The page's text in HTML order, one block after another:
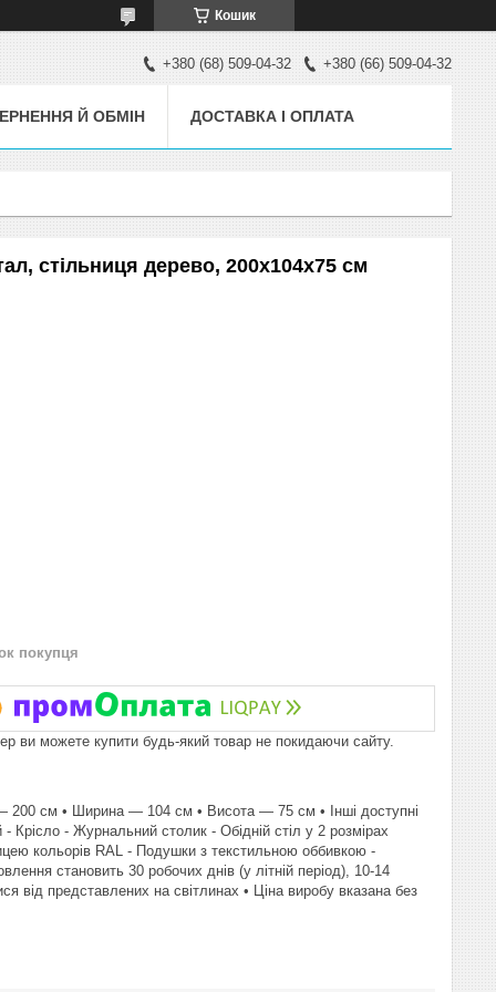
Кошик
+380 (68) 509-04-32 +380 (66) 509-04-32
Й ОБМІН ДОСТАВКА І ОПЛАТА
стільниця дерево, 200х104х75 см
покупця
ви можете купити будь-який товар не покидаючи сайту.
200 см • Ширина — 104 см • Висота — 75 см • Інші доступні
- Журнальний столик - Обідній стіл у 2 розмірах
кольорів RAL - Подушки з текстильною оббивкою -
становить 30 робочих днів (у літній період), 10-14
від представлених на світлинах • Ціна виробу вказана без